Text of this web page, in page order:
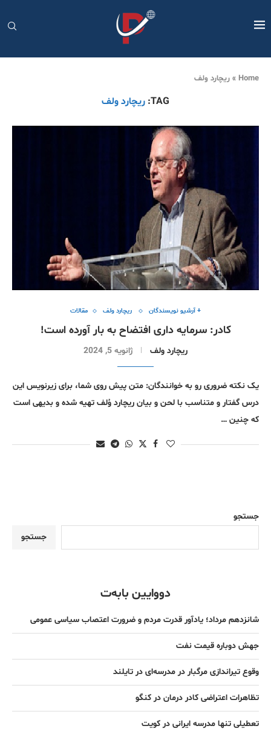
Home
» ریچارد ولف
TAG: ریچارد ولف
+ آرشیو نویسندگان ریچارد ولف مقالات
کادر: سرمایه داری افتضاح به بار آورده است!
ریچارد ولف ژانویه 5, 2024
یک نکته ضروری رو به خوانندگان: متن پیش روی شما، برای زیرنویس این
درس گفتار و متناسب با لحن و بیان ریچارد وُلف تهیه شده و بدیهی است
که چنین …
جستجو
جستجو
دووایین بابەت
شانزدهم مرداد؛ یادآور قدرت مردم و ضرورت اعتصاب سیاسی عمومی
جهش دوباره قیمت نفت
وقوع تیراندازی مرگبار در مدرسه‌ای در تایلند
تظاهرات اعتراضی کادر درمان در کنگو
تعطیلی تنها مدرسه ایرانی در کویت